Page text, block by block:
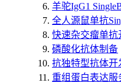
羊驼IgG1
全人源鼠单抗
快速杂交瘤单抗
磷酸化抗体制备
抗独特型抗体开
重组蛋白表达服